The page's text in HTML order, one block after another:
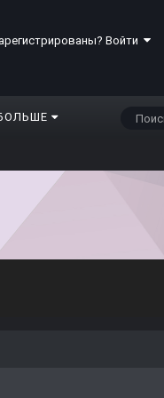
Войти